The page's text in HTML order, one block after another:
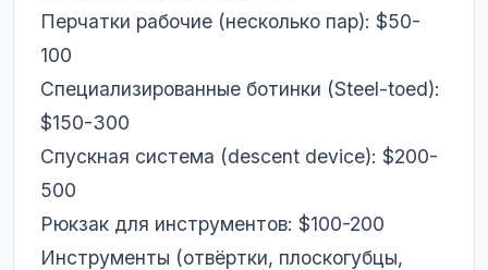
Перчатки рабочие (несколько пар): $50-
100
Специализированные ботинки (Steel-toed):
$150-300
Спускная система (descent device): $200-
500
Рюкзак для инструментов: $100-200
Инструменты (отвёртки, плоскогубцы,